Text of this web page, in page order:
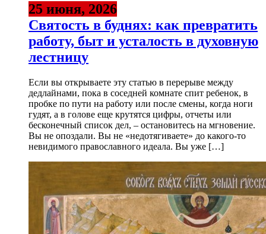
25 июня, 2026
Святость в буднях: как превратить
работу, быт и усталость в духовную
лестницу
Если вы открываете эту статью в перерыве между
дедлайнами, пока в соседней комнате спит ребенок, в
пробке по пути на работу или после смены, когда ноги
гудят, а в голове еще крутятся цифры, отчеты или
бесконечный список дел, – остановитесь на мгновение.
Вы не опоздали. Вы не «недотягиваете» до какого-то
невидимого православного идеала. Вы уже […]